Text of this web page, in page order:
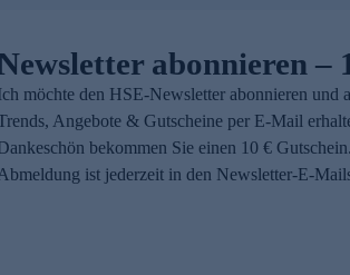
abonnieren –
möchte den HSE-Newsletter abonnieren und
Angebote & Gutscheine per E-Mail
bekommen Sie einen 10 €
ist jederzeit in den Newsletter-E-